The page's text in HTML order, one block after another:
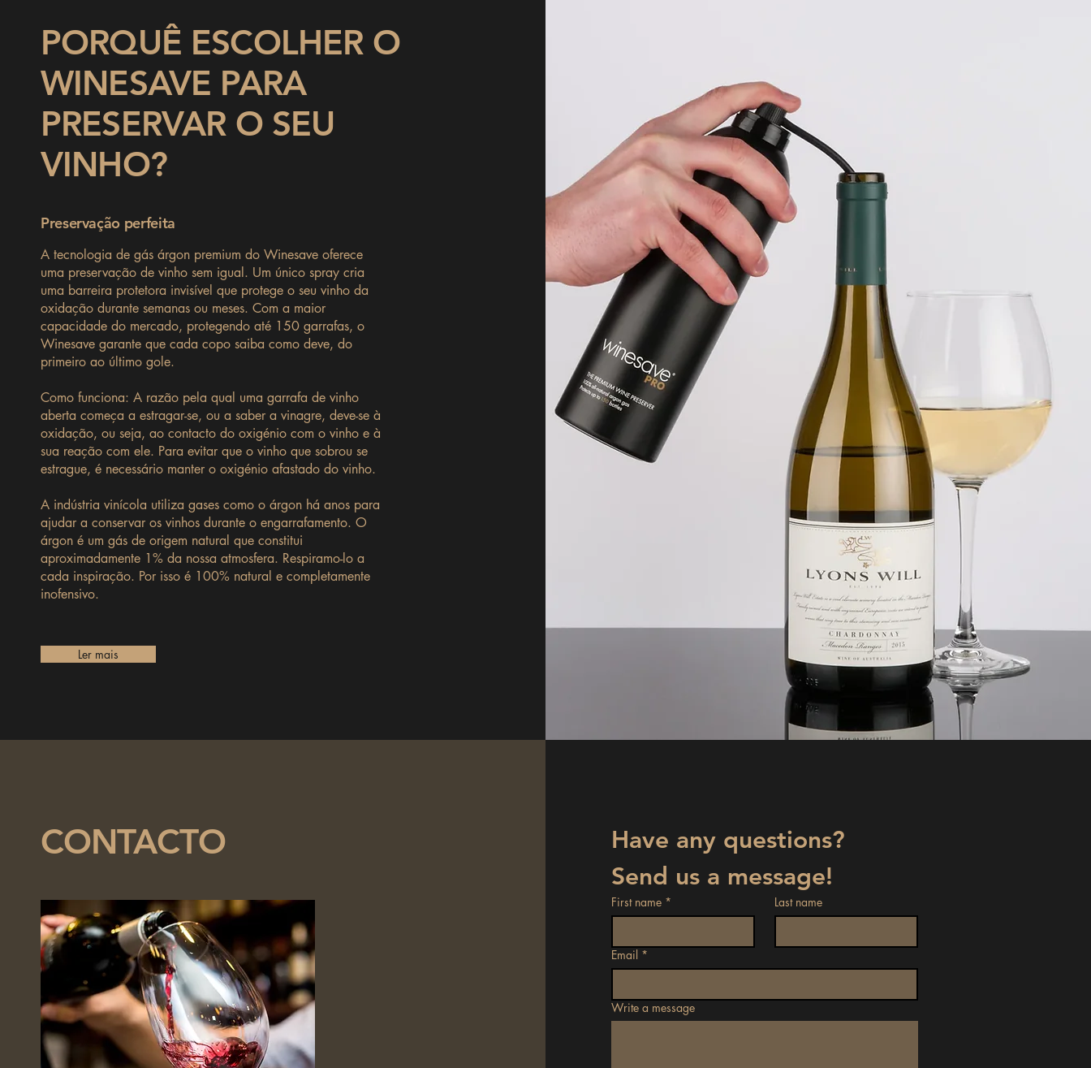
PORQUÊ ESCOLHER O
WINESAVE PARA
PRESERVAR O SEU
VINHO?
Preservação perfeita
A tecnologia de gás árgon premium do Winesave oferece
uma preservação de vinho sem igual. Um único spray cria
uma barreira protetora invisível que protege o seu vinho da
oxidação durante semanas ou meses. Com a maior
capacidade do mercado, protegendo até 150 garrafas, o
Winesave garante que cada copo saiba como deve, do
primeiro ao último gole.
Como funciona: A razão pela qual uma garrafa de vinho
aberta começa a estragar-se, ou a saber a vinagre, deve-se à
oxidação, ou seja, ao contacto do oxigénio com o vinho e à
sua reação com ele. Para evitar que o vinho que sobrou se
estrague, é necessário manter o oxigénio afastado do vinho.
A indústria vinícola utiliza gases como o árgon há anos para
ajudar a conservar os vinhos durante o engarrafamento. O
árgon é um gás de origem natural que constitui
aproximadamente 1% da nossa atmosfera. Respiramo-lo a
cada inspiração. Por isso é 100% natural e completamente
inofensivo.
Ler mais
CONTACTO
Send us a message!
First name * Last name
Email *
Write a message